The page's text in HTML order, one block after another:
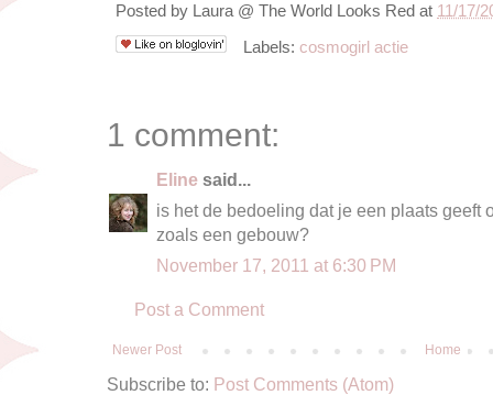
Posted by Laura @ The World Looks Red at 11/17/
Labels: cosmogirl actie
1 comment:
Eline said...
is het de bedoeling dat je een plaats geeft
zoals een gebouw?
November 17, 2011 at 6:30 PM
Post a Comment
Newer Post Home
Subscribe to: Post Comments (Atom)